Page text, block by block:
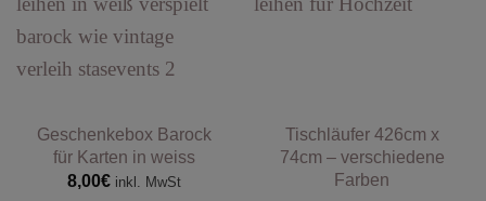
Geschenkebox Barock
für Karten in weiss
8,00€ inkl. MwSt
Tischläufer 426cm x
74cm – verschiedene
Farben